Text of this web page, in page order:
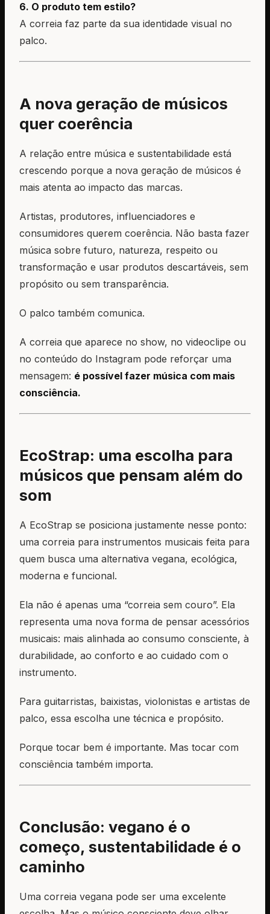
6. O produto tem estilo?
A correia faz parte da sua identidade visual no
palco.
A nova geração de músicos
quer coerência
A relação entre música e sustentabilidade está
crescendo porque a nova geração de músicos é
mais atenta ao impacto das marcas.
Artistas, produtores, influenciadores e
consumidores querem coerência. Não basta fazer
música sobre futuro, natureza, respeito ou
transformação e usar produtos descartáveis, sem
propósito ou sem transparência.
O palco também comunica.
A correia que aparece no show, no videoclipe ou
no conteúdo do Instagram pode reforçar uma
mensagem: é possível fazer música com mais
consciência.
EcoStrap: uma escolha para
músicos que pensam além do
som
A EcoStrap se posiciona justamente nesse ponto:
uma correia para instrumentos musicais feita para
quem busca uma alternativa vegana, ecológica,
moderna e funcional.
Ela não é apenas uma “correia sem couro”. Ela
representa uma nova forma de pensar acessórios
musicais: mais alinhada ao consumo consciente, à
durabilidade, ao conforto e ao cuidado com o
instrumento.
Para guitarristas, baixistas, violonistas e artistas de
palco, essa escolha une técnica e propósito.
Porque tocar bem é importante. Mas tocar com
consciência também importa.
Conclusão: vegano é o
começo, sustentabilidade é o
caminho
Uma correia vegana pode ser uma excelente